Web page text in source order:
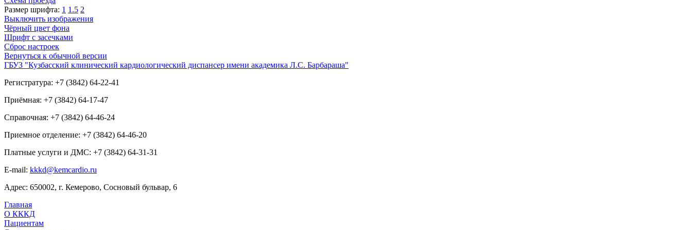
Размер шрифта: 1 1.5 2
Выключить изображения
Чёрный цвет фона
Шрифт с засечками
Сброс настроек
Вернуться к обычной версии
ГБУЗ "Кузбасский клинический кардиологический диспансер имени академика Л.С. Барбараша"
Регистратура: +7 (3842) 64-22-41
Приёмная: +7 (3842) 64-17-47
Справочная: +7 (3842) 64-46-24
Приемное отделение: +7 (3842) 64-46-20
Платные услуги и ДМС: +7 (3842) 64-31-31
E-mail: kkkd@kemcardio.ru
Адрес: 650002, г. Кемерово, Сосновый бульвар, 6
Главная
О КККД
Пациентам